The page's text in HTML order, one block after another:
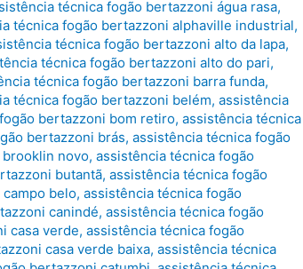
técnica fogão bertazzoni água rasa,
técnica fogão bertazzoni alphaville industrial,
técnica fogão bertazzoni alto da lapa,
técnica fogão bertazzoni alto do pari,
técnica fogão bertazzoni barra funda,
técnica fogão bertazzoni belém, assistência
bertazzoni bom retiro, assistência técnica
bertazzoni brás, assistência técnica fogão
novo, assistência técnica fogão
butantã, assistência técnica fogão
belo, assistência técnica fogão
canindé, assistência técnica fogão
casa verde, assistência técnica fogão
casa verde baixa, assistência técnica